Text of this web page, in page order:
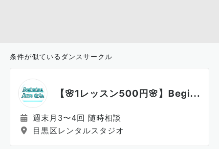
条件が似ているダンスサークル
【🌸1レッスン500円🌸】Begi...
週末月3〜4回 随時相談
目黒区レンタルスタジオ